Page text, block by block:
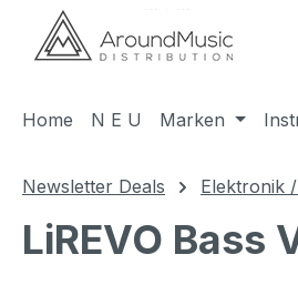
Hauptinhalt springen
Zur Suche springen
Zur Hauptnavigation springen
Home N E U Marken
Newsletter Deals Elektronik
LiREVO Bass